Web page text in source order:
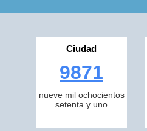
Ciudad
9871
nueve mil ochocientos
setenta y uno